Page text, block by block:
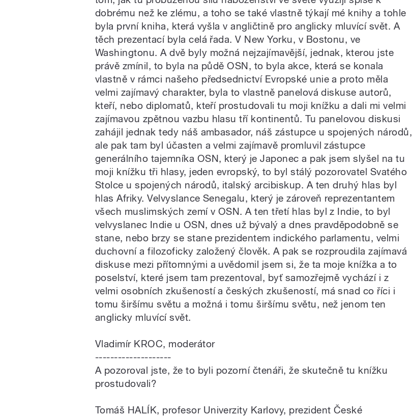
dobrému než ke zlému, a toho se také vlastně týkají mé knihy a tohle
byla první kniha, která vyšla v angličtině pro anglicky mluvící svět. A
těch prezentací byla celá řada. V New Yorku, v Bostonu, ve
Washingtonu. A dvě byly možná nejzajímavější, jednak, kterou jste
právě zmínil, to byla na půdě OSN, to byla akce, která se konala
vlastně v rámci našeho předsednictví Evropské unie a proto měla
velmi zajímavý charakter, byla to vlastně panelová diskuse autorů,
kteří, nebo diplomatů, kteří prostudovali tu moji knížku a dali mi velmi
zajímavou zpětnou vazbu hlasu tří kontinentů. Tu panelovou diskusi
zahájil jednak tedy náš ambasador, náš zástupce u spojených národů,
ale pak tam byl účasten a velmi zajímavě promluvil zástupce
generálního tajemníka OSN, který je Japonec a pak jsem slyšel na tu
moji knížku tři hlasy, jeden evropský, to byl stálý pozorovatel Svatého
Stolce u spojených národů, italský arcibiskup. A ten druhý hlas byl
hlas Afriky. Velvyslance Senegalu, který je zároveň reprezentantem
všech muslimských zemí v OSN. A ten třetí hlas byl z Indie, to byl
velvyslanec Indie u OSN, dnes už bývalý a dnes pravděpodobně se
stane, nebo brzy se stane prezidentem indického parlamentu, velmi
duchovní a filozoficky založený člověk. A pak se rozproudila zajímavá
diskuse mezi přítomnými a uvědomil jsem si, že ta moje knížka a to
poselství, které jsem tam prezentoval, byť samozřejmě vychází i z
velmi osobních zkušeností a českých zkušeností, má snad co říci i
tomu širšímu světu a možná i tomu širšímu světu, než jenom ten
anglicky mluvící svět.
Vladimír KROC, moderátor
--------------------
A pozoroval jste, že to byli pozorní čtenáři, že skutečně tu knížku
prostudovali?
Tomáš HALÍK, profesor Univerzity Karlovy, prezident České